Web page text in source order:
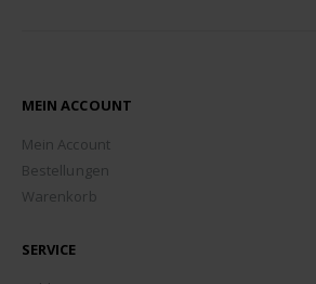
MEIN ACCOUNT
Mein Account
Bestellungen
Warenkorb
SERVICE